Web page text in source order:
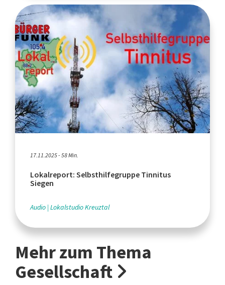
17.11.2025 - 58 Min.
Lokalreport: Selbsthilfegruppe Tinnitus
Siegen
Audio Lokalstudio Kreuztal
Mehr zum Thema
Gesellschaft